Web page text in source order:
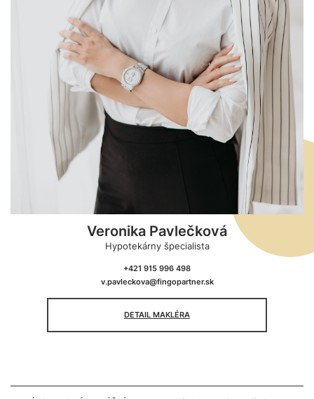
Veronika Pavlečková
Hypotekárny špecialista
+421 915 996 498
v.pavleckova@fingopartner.sk
DETAIL MAKLÉRA